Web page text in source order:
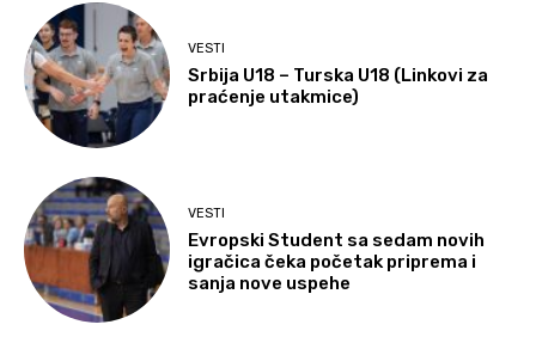
VESTI
Srbija U18 – Turska U18 (Linkovi za
praćenje utakmice)
VESTI
Evropski Student sa sedam novih
igračica čeka početak priprema i
sanja nove uspehe